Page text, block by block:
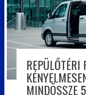
REPÜLŐTÉRI
MINDÖSSZE